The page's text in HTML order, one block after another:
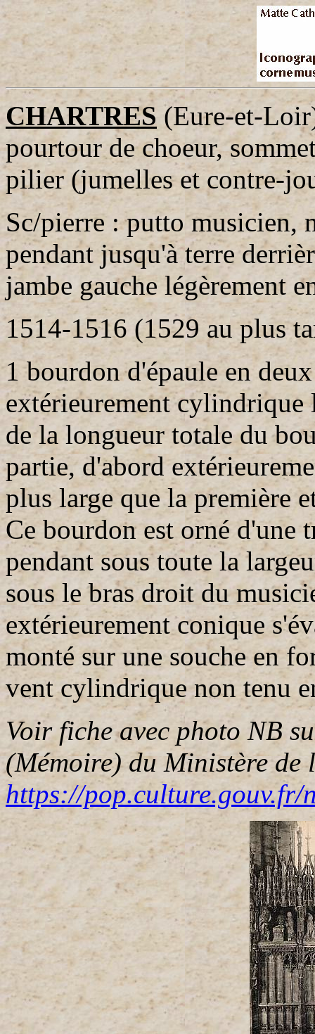
CHARTRES (Eure-et-
pourtour de choeur,
pilier (jumelles et contre-
Sc/pierre : putto musicien,
pendant jusqu'à terre
jambe gauche légèrement
1514-1516 (1529 au plus
1 bourdon d'épaule en
extérieurement
de la longueur totale du
partie, d'abord
plus large que la première
Ce bourdon est orné d'une
pendant sous toute la
sous le bras droit du
extérieurement conique
monté sur une souche en
vent cylindrique non tenu
Voir fiche avec photo NB
(Mémoire) du Ministère
https://pop.culture.gouv.fr/